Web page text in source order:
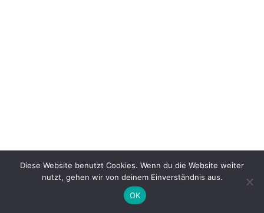
Diese Website benutzt Cookies. Wenn du die Website weiter
nutzt, gehen wir von deinem Einverständnis aus.
OK